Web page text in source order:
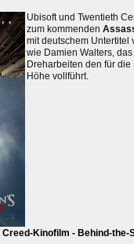
Ubisoft und Twentieth
zum kommenden
mit deutschem Untertitel
wie Damien Walters,
Dreharbeiten den für
Höhe vollführt.
Kinofilm - Behind-the-